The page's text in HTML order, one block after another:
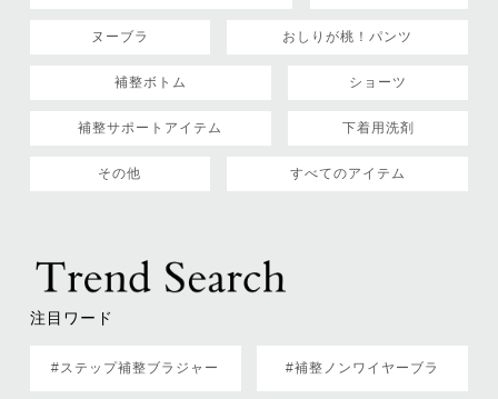
ヌーブラ おしりが桃！パンツ
補整ボトム ショーツ
補整サポートアイテム 下着用洗剤
その他 すべてのアイテム
注目ワード
#ステップ補整ブラジャー #補整ノンワイヤーブラ